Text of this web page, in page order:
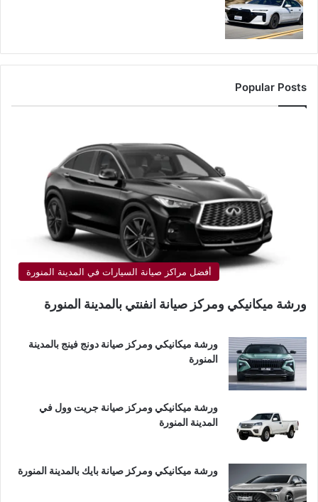
Popular Posts
أفضل مراكز صيانة السيارات في المدينة المنورة
ورشة ميكانيكي ومركز صيانة انفنتي بالمدينة المنورة
ورشة ميكانيكي ومركز صيانة دونج فينج بالمدينة
المنورة
ورشة ميكانيكي ومركز صيانة جريت وول في
المدينة المنورة
ورشة ميكانيكي ومركز صيانة بايك بالمدينة المنورة